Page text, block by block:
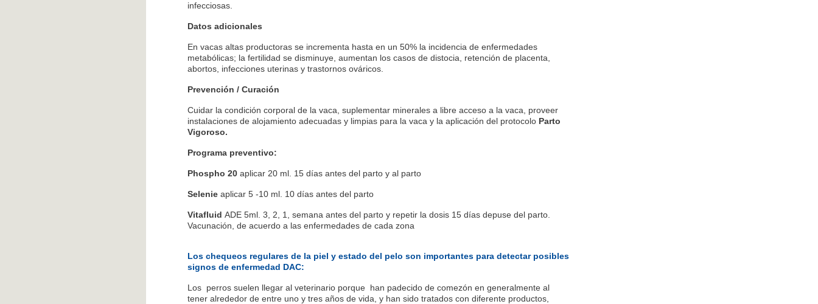
infecciosas.
Datos adicionales
En vacas altas productoras se incrementa hasta en un 50% la incidencia de enfermedades
metabólicas; la fertilidad se disminuye, aumentan los casos de distocia, retención de placenta,
abortos, infecciones uterinas y trastornos ováricos.
Prevención / Curación
Cuidar la condición corporal de la vaca, suplementar minerales a libre acceso a la vaca, proveer
instalaciones de alojamiento adecuadas y limpias para la vaca y la aplicación del protocolo Parto
Vigoroso.
Programa preventivo:
Phospho 20 aplicar 20 ml. 15 días antes del parto y al parto
Selenie aplicar 5 -10 ml. 10 días antes del parto
Vitafluid ADE 5ml. 3, 2, 1, semana antes del parto y repetir la dosis 15 días depuse del parto.
Vacunación, de acuerdo a las enfermedades de cada zona
Los chequeos regulares de la piel y estado del pelo son importantes para detectar posibles
signos de enfermedad DAC:
Los perros suelen llegar al veterinario porque han padecido de comezón en generalmente al
tener alrededor de entre uno y tres años de vida, y han sido tratados con diferente productos,